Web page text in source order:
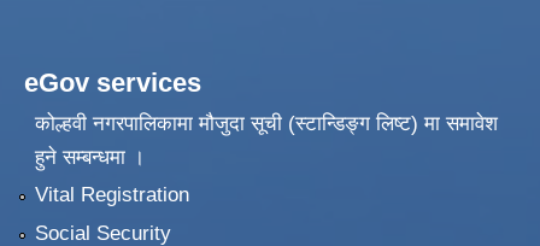
eGov services
कोल्हवी नगरपालिकामा मौजुदा सूची (स्टान्डिङ्ग लिष्ट) मा समावेश
हुने सम्बन्धमा ।
Vital Registration
Social Security